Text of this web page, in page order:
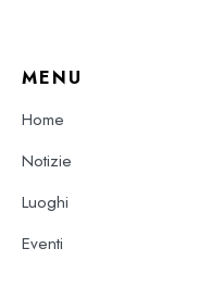
MENU
Home
Notizie
Luoghi
Eventi